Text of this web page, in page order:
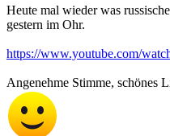
Heute mal wieder was
gestern im Ohr.
https://www.youtube.com/
Angenehme Stimme, schönes